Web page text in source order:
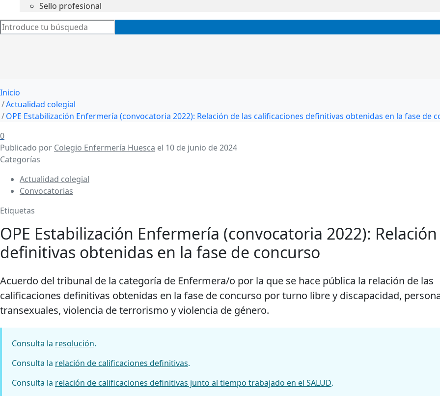
Sello profesional
Inicio
Actualidad colegial
OPE Estabilización Enfermería (convocatoria 2022): Relación de las calificaciones definitivas obtenidas en la fase de
0
Publicado por Colegio Enfermería Huesca el 10 de junio de 2024
Categorías
Actualidad colegial
Convocatorias
Etiquetas
OPE Estabilización Enfermería (convocatoria 2022):
definitivas obtenidas en la fase de concurso
Acuerdo del tribunal de la categoría de Enfermera/o por la que se hace pública la relación de las
calificaciones definitivas obtenidas en la fase de concurso por turno libre y discapacidad,
transexuales, violencia de terrorismo y violencia de género.
Consulta la resolución.
Consulta la relación de calificaciones definitivas.
Consulta la relación de calificaciones definitivas junto al tiempo trabajado en el SALUD.